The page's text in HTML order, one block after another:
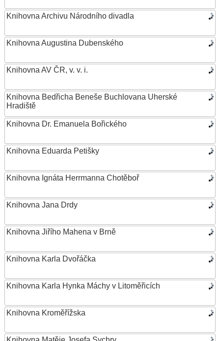
Knihovna Archivu Národního divadla
Knihovna Augustina Dubenského
Knihovna AV ČR, v. v. i.
Knihovna Bedřicha Beneše Buchlovana Uherské
Hradiště
Knihovna Dr. Emanuela Bořického
Knihovna Eduarda Petišky
Knihovna Ignáta Herrmanna Chotěboř
Knihovna Jana Drdy
Knihovna Jiřího Mahena v Brně
Knihovna Karla Dvořáčka
Knihovna Karla Hynka Máchy v Litoměřicích
Knihovna Kroměřížska